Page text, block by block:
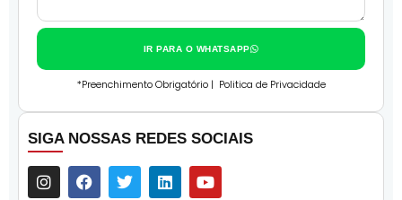
IR PARA O WHATSAPP
*Preenchimento Obrigatório | Politica de Privacidade
SIGA NOSSAS REDES SOCIAIS